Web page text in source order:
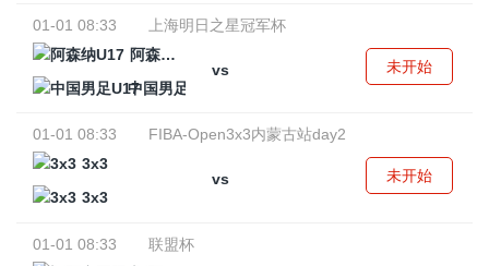
01-01 08:33
上海明日之星冠军杯
阿森纳U17
vs
中国男足U17
未开始
01-01 08:33
FIBA-Open3x3内蒙古站day2
3x3
vs
3x3
未开始
01-01 08:33
联盟杯